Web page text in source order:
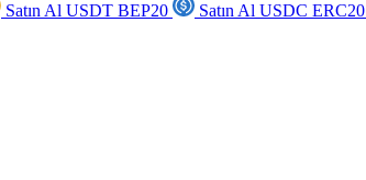
Satın Al USDT BEP20 Satın Al USDC ERC20